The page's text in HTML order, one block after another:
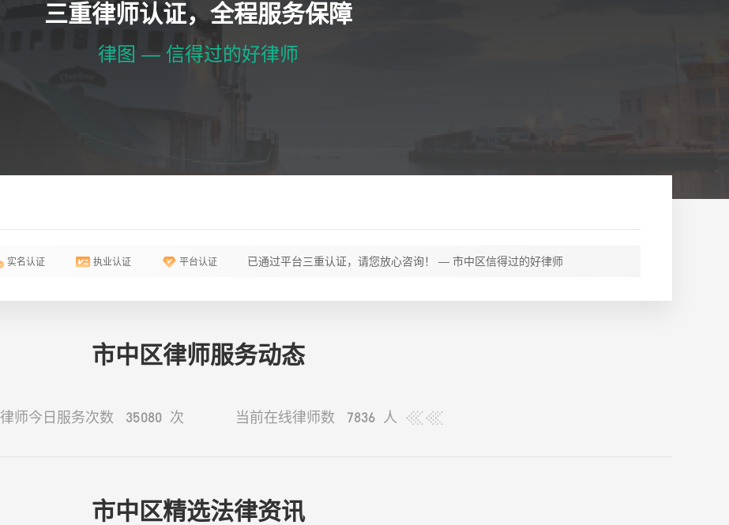
三重律师认证，全程服务保障
律图 — 信得过的好律师
实名认证 执业认证 平台认证 已通过平台三重认证，请您放心咨询！ — 市中区信得过的好律师
市中区律师服务动态
律师今日服务次数 35080 次 当前在线律师数 7836 人
市中区精选法律资讯